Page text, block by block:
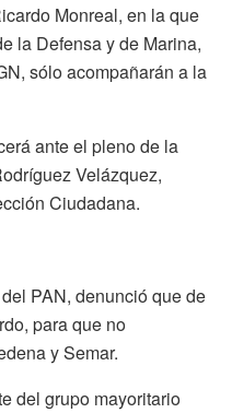
Monreal, en la que
la Defensa y de Marina,
sólo acompañarán a la
ante el pleno de la
Velázquez,
Ciudadana.
PAN, denunció que de
para que no
y Semar.
del grupo mayoritario